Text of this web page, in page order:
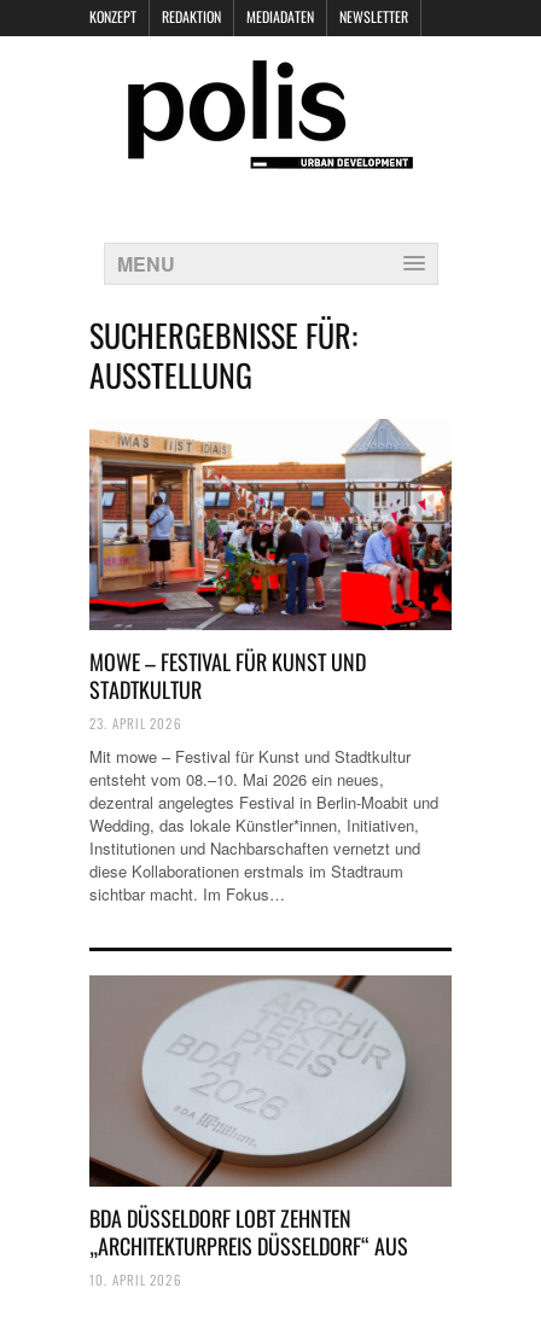
KONZEPT REDAKTION MEDIADATEN NEWSLETTER
DATENSCHUTZ
MENU
SUCHERGEBNISSE FÜR:
AUSSTELLUNG
MOWE – FESTIVAL FÜR KUNST UND
STADTKULTUR
23. APRIL 2026
Mit mowe – Festival für Kunst und Stadtkultur
entsteht vom 08.–10. Mai 2026 ein neues,
dezentral angelegtes Festival in Berlin-Moabit und
Wedding, das lokale Künstler*innen, Initiativen,
Institutionen und Nachbarschaften vernetzt und
diese Kollaborationen erstmals im Stadtraum
sichtbar macht. Im Fokus…
BDA DÜSSELDORF LOBT ZEHNTEN
„ARCHITEKTURPREIS DÜSSELDORF“ AUS
10. APRIL 2026